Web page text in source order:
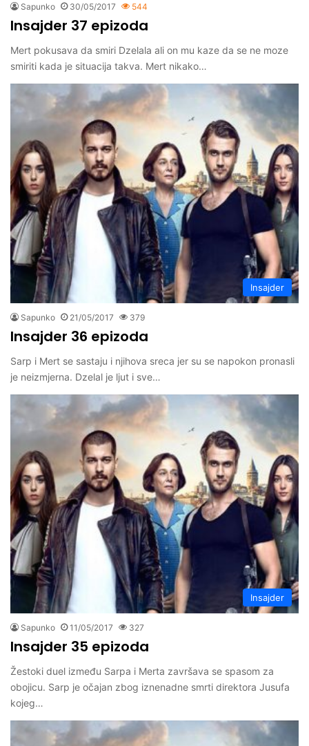
Sapunko 30/05/2017 544
Insajder 37 epizoda
Mert pokusava da smiri Dzelala ali on mu kaze da se ne moze
smiriti kada je situacija takva. Mert nikako…
Insajder
Sapunko 21/05/2017 379
Insajder 36 epizoda
Sarp i Mert se sastaju i njihova sreca jer su se napokon pronasli
je neizmjerna. Dzelal je ljut i sve…
Insajder
Sapunko 11/05/2017 327
Insajder 35 epizoda
Žestoki duel između Sarpa i Merta završava se spasom za
obojicu. Sarp je očajan zbog iznenadne smrti direktora Jusufa
kojeg…